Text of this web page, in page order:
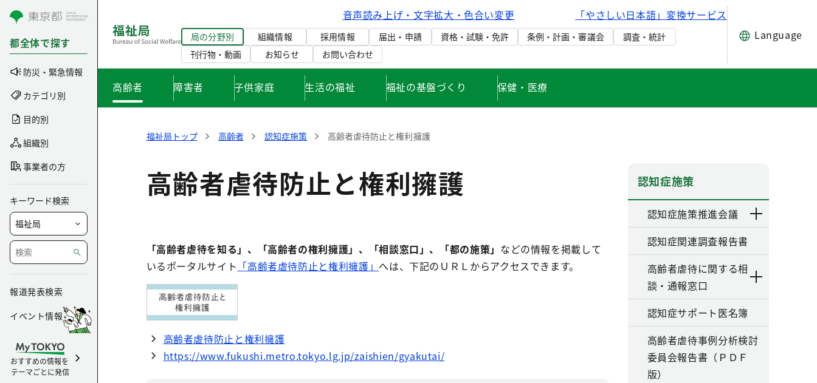
コンテンツにスキップ
都全体で探す
防災・緊急情報
カテゴリ別
目的別
組織別
事業者の方
キーワード検索
報道発表検索
イベント情報
おすすめの情報を
テーマごとに発信
音声読み上げ・文字拡大・色合い変更 「やさしい日本語」変換サービス
局の分野別 組織情報 採用情報 届出・申請 資格・試験・免許 条例・計画・審議会
調査・統計
刊行物・動画
お知らせ お問い合わせ
Language
高齢者 障害者 子供家庭 生活の福祉 福祉の基盤づくり 保健・医療
福祉局トップ 高齢者 認知症施策 高齢者虐待防止と権利擁護
高齢者虐待防止と権利擁護
「高齢者虐待を知る」、「高齢者の権利擁護」、「相談窓口」、 「都の施策」 などの情報を掲載して
いるポータルサイト 「高齢者虐待防止と権利擁護」 へは、下記のＵＲＬからアクセスできます。
高齢者虐待防止と権利擁護
https://www.fukushi.metro.tokyo.lg.jp/zaishien/gyakutai/
認知症施策
認知症施策推進会議
認知症関連調査報告書
高齢者虐待に関する相
談・通報窓口
認知症サポート医名簿
高齢者虐待事例分析検討
委員会報告書（ＰＤＦ
版）